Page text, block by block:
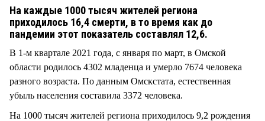
На каждые 1000 тысяч жителей региона
приходилось 16,4 смерти, в то время как до
пандемии этот показатель составлял 12,6.
В 1-м квартале 2021 года, с января по март, в Омской
области родилось 4302 младенца и умерло 7674 человека
разного возраста. По данным Омскстата, естественная
убыль населения составила 3372 человека.
На 1000 тысяч жителей региона приходилось 9,2 рождения